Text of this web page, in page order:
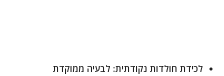
לכידת חולדות נקודתית: לבעיה ממוקדת